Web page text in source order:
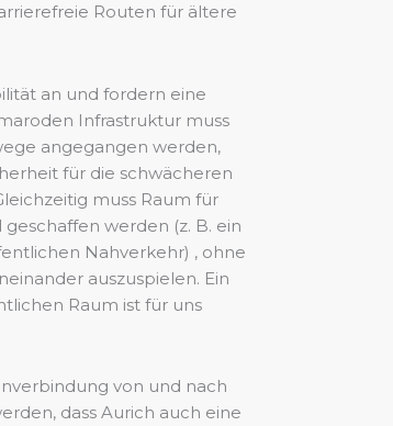
Routen für ältere
an und fordern eine
Infrastruktur muss
angegangen werden,
für die schwächeren
muss Raum für
werden (z. B. ein
Nahverkehr) , ohne
auszuspielen. Ein
Raum ist für uns
von und nach
dass Aurich auch eine